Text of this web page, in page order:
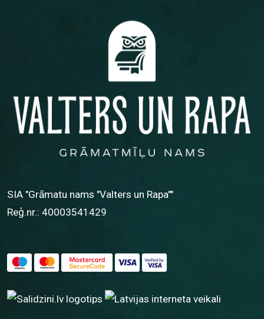
SIA "Grāmatu nams "Valters un Rapa""
Reģ.nr.: 40003541429